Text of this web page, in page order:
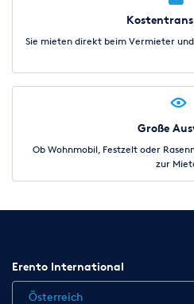
Sie mieten direkt beim Vermieter
Große
Ob Wohnmobil, Festzelt oder
zur
Erento International
Österreich